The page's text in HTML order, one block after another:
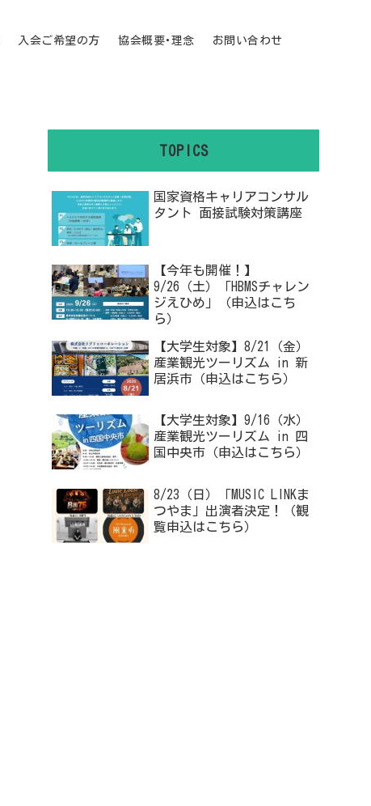
入会ご希望の方 協会概要･理念 お問い合わせ
TOPICS
国家資格キャリアコンサル
タント 面接試験対策講座
【今年も開催！】
9/26（土）「HBMSチャレン
ジえひめ」（申込はこち
ら）
【大学生対象】8/21（金）
産業観光ツーリズム in 新
居浜市（申込はこちら）
【大学生対象】9/16（水）
産業観光ツーリズム in 四
国中央市（申込はこちら）
8/23（日）「MUSIC LINKま
つやま」出演者決定！（観
覧申込はこちら）